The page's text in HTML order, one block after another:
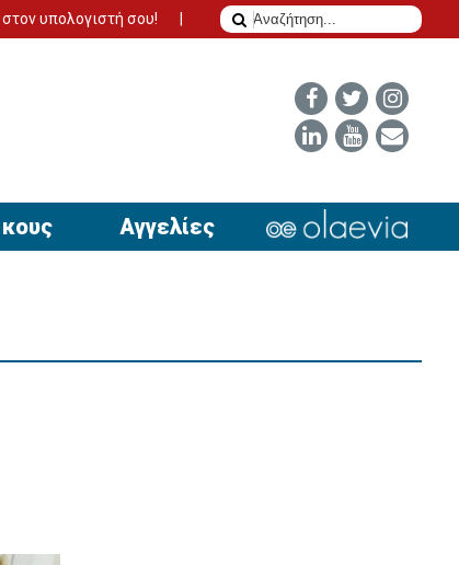
σου! Το δίδυμο της επιτυχίας για να έχει απήχηση η
Αγγελίες